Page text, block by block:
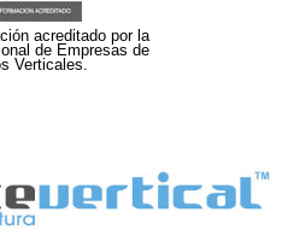
acreditado por la
de Empresas de
Verticales.